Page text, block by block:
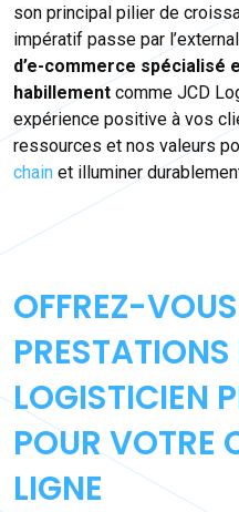
son principal pilier de
impératif passe par
d’e-commerce spécialisé
habillement comme JCD
expérience positive à vos
ressources et nos valeurs
chain et illuminer
OFFREZ-
PRESTATIONS
LOGISTICIEN
POUR VOTRE
LIGNE